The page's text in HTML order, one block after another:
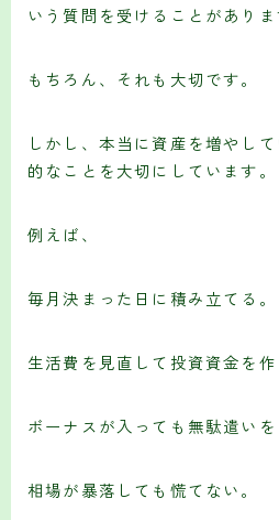
いう質問を受けることがありま
もちろん、それも大切です。
しかし、本当に資産を増やし
的なことを大切にしています。
例えば、
毎月決まった日に積み立てる。
生活費を見直して投資資金を作
ボーナスが入っても無駄遣いを
相場が暴落しても慌てない。